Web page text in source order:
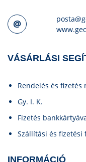
VÁSÁRLÁSI
Rendelés és fizetés
Gy. I. K.
Fizetés
Szállítási és fizetési
INFORMÁCIÓ